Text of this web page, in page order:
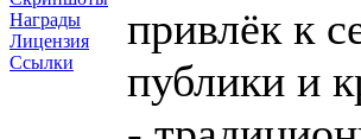
Награды
Лицензия
Ссылки
привлёк к
публики и